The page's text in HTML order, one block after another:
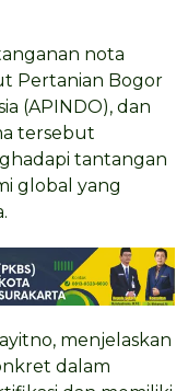
nota
Pertanian Bogor
(APINDO), dan
tersebut
tantangan
global yang
menjelaskan
dalam